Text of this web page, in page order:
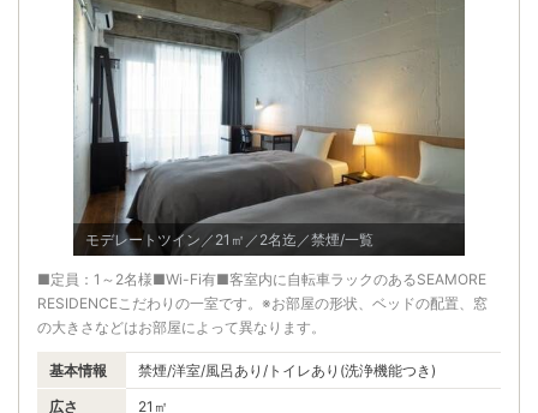
モデレートツイン／21㎡／2名迄／禁煙/一覧
■定員：1～2名様■Wi-Fi有■客室内に自転車ラックのあるSEAMORE
RESIDENCEこだわりの一室です。※お部屋の形状、ベッドの配置、窓
の大きさなどはお部屋によって異なります。
基本情報
禁煙/洋室/風呂あり/トイレあり(洗浄機能つき)
広さ
21㎡